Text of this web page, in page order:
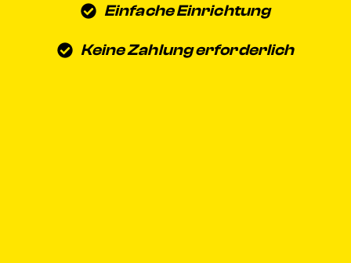
Einfache Einrichtung
Keine Zahlung erforderlich